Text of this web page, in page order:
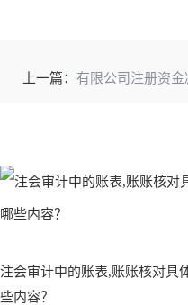
上一篇： 有限公司注册资
注会审计中的账表,账账核对具
些内容？